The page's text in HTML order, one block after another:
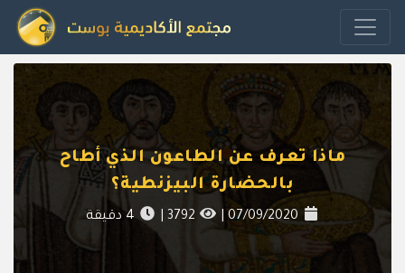
ماذا تعرف عن الطاعون الذي أطاح
بالحضارة البيزنطية؟
07/09/2020
4 دقيقة